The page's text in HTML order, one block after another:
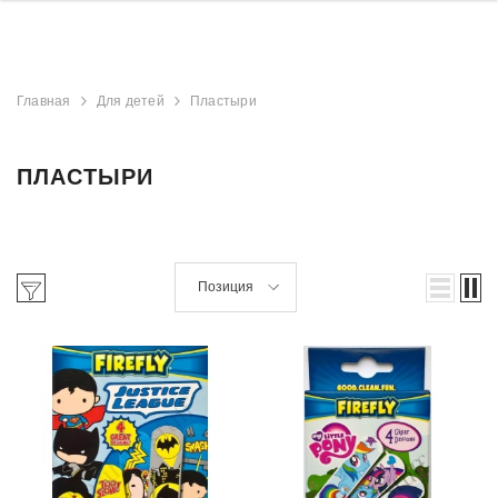
Главная Для детей Пластыри
ПЛАСТЫРИ
Позиция
Aristocrat Shower
Beauty Jar